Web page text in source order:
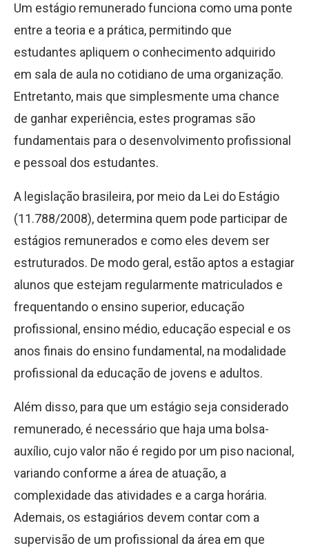
Um estágio remunerado funciona como uma ponte
entre a teoria e a prática, permitindo que
estudantes apliquem o conhecimento adquirido
em sala de aula no cotidiano de uma organização.
Entretanto, mais que simplesmente uma chance
de ganhar experiência, estes programas são
fundamentais para o desenvolvimento profissional
e pessoal dos estudantes.
A legislação brasileira, por meio da Lei do Estágio
(11.788/2008), determina quem pode participar de
estágios remunerados e como eles devem ser
estruturados. De modo geral, estão aptos a estagiar
alunos que estejam regularmente matriculados e
frequentando o ensino superior, educação
profissional, ensino médio, educação especial e os
anos finais do ensino fundamental, na modalidade
profissional da educação de jovens e adultos.
Além disso, para que um estágio seja considerado
remunerado, é necessário que haja uma bolsa-
auxílio, cujo valor não é regido por um piso nacional,
variando conforme a área de atuação, a
complexidade das atividades e a carga horária.
Ademais, os estagiários devem contar com a
supervisão de um profissional da área em que